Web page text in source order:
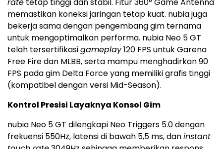
memastikan koneksi jaringan tetap kuat. nubia juga
bekerja sama dengan pengembang gim ternama
untuk mengoptimalkan performa. nubia Neo 5 GT
telah tersertifikasigameplay120 FPS untuk Garena
Free Fire dan MLBB, serta mampu menghadirkan 90
FPS pada gim Delta Force yang memiliki grafis tinggi
(kompatibel dengan versi Mid-Season).
Kontrol Presisi Layaknya Konsol Gim
nubia Neo 5 GT dilengkapi Neo Triggers 5.0 dengan
frekuensi 550Hz, latensi di bawah 5,5 ms, daninstant